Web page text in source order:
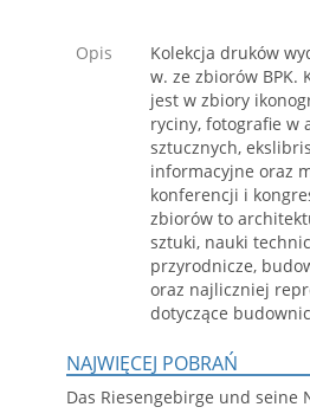
Opis
Kolekcja druków
w. ze zbiorów BPK.
jest w zbiory
ryciny, fotografie w
sztucznych,
informacyjne oraz
konferencji i
zbiorów to
sztuki, nauki
przyrodnicze,
oraz najliczniej
dotyczące
NAJWIĘCEJ POBRAŃ